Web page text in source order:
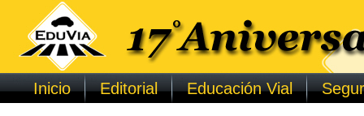
Inicio Editorial Educación Vial